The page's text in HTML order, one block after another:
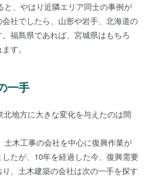
、やはり近隣エリア同士の事例が
社でしたら、山形や岩手、北海道の
福島県であれば、宮城県はもちろ
す。
一手
地方に大きな変化を与えたのは間
土木工事の会社を中心に復興作業が
たが、10年を経過した今、復興需要
、土木建築の会社は次の一手を探す